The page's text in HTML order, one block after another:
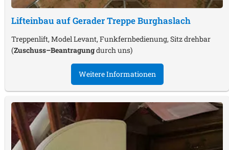
Lifteinbau auf Gerader TreppeBurghaslach
Treppenlift, Model Levant, Funkfernbedienung, Sitz drehbar
(Zuschuss–Beantragungdurch uns)
Weitere Informationen